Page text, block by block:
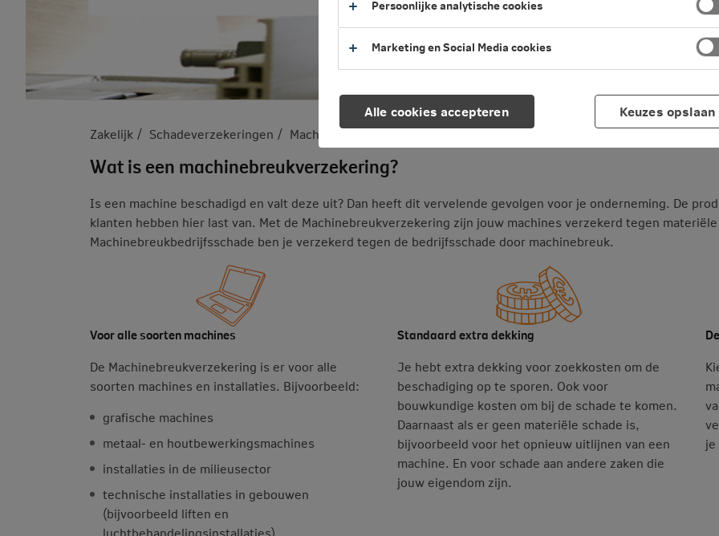
Zakelijk Schadeverzekeringen Machinebreukverzekering
Wat is een machinebreukverzekering?
Is een machine beschadigd en valt deze uit? Dan heeft dit vervelende gevolgen voor je onderneming. De
klanten hebben hier last van. Met de Machinebreukverzekering zijn jouw machines verzekerd tegen
Machinebreukbedrijfsschade ben je verzekerd tegen de bedrijfsschade door machinebreuk.
Voor alle soorten machines
De Machinebreukverzekering is er voor alle
soorten machines en installaties. Bijvoorbeeld:
grafische machines
metaal- en houtbewerkingsmachines
installaties in de milieusector
technische installaties in gebouwen
(bijvoorbeeld liften en
luchtbehandelingsinstallaties)
Standaard extra dekking
Je hebt extra dekking voor zoekkosten om de
beschadiging op te sporen. Ook voor
bouwkundige kosten om bij de schade te komen.
Daarnaast als er geen materiële schade is,
bijvoorbeeld voor het opnieuw uitlijnen van een
machine. En voor schade aan andere zaken die
jouw eigendom zijn.
je
Alle cookies accepteren
Persoonlijke analytische cookies
Marketing en Social Media cookies
Keuzes opslaan